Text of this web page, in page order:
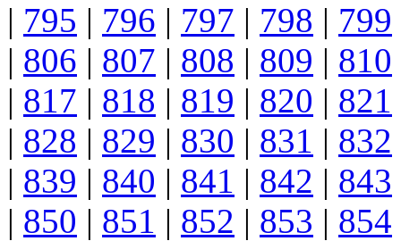
| 795 | 796 | 797 | 798 | 799
| 806 | 807 | 808 | 809 | 810
| 817 | 818 | 819 | 820 | 821
| 828 | 829 | 830 | 831 | 832
| 839 | 840 | 841 | 842 | 843
| 850 | 851 | 852 | 853 | 854